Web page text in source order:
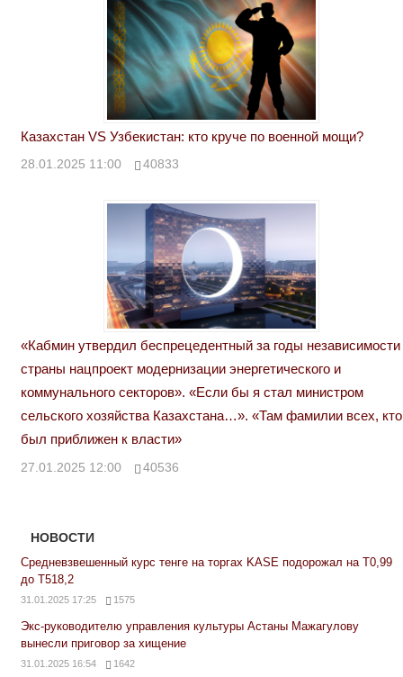
Казахстан VS Узбекистан: кто круче по военной мощи?
28.01.2025 11:00 40833
«Кабмин утвердил беспрецедентный за годы независимости
страны нацпроект модернизации энергетического и
коммунального секторов». «Если бы я стал министром
сельского хозяйства Казахстана…». «Там фамилии всех, кто
был приближен к власти»
27.01.2025 12:00 40536
НОВОСТИ
Средневзвешенный курс тенге на торгах KASE подорожал на Т0,99
до Т518,2
31.01.2025 17:25 1575
Экс-руководителю управления культуры Астаны Мажагулову
вынесли приговор за хищение
31.01.2025 16:54 1642